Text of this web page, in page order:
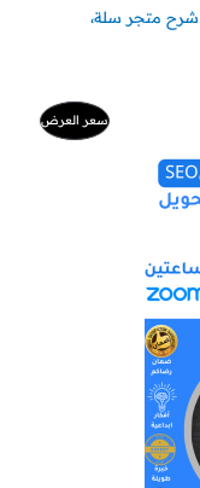
شرح متجر سلة،
سعر العرضمنتج